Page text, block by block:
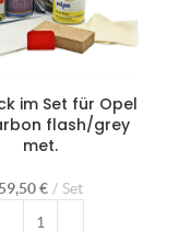
im Set für Opel
flash/grey
met.
59,50€ Set